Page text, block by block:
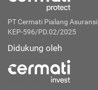
PT Cermati Pialang Asuransi
KEP-596/PD.02/2025
Didukung oleh